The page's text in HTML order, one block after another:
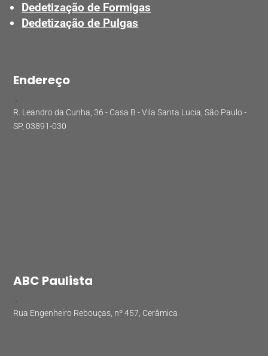
Dedetização de Formigas
Dedetização de Pulgas
Endereço
.
R. Leandro da Cunha, 36 - Casa B - Vila Santa Lucia, São Paulo -
SP, 03891-030
ABC Paulista
.
Rua Engenheiro Rebouças, nº 457, Cerâmica